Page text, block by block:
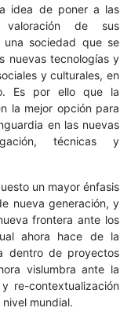
idea de poner a las
valoración de sus
sociedad que se
nuevas tecnologías y
y culturales, en
Es por ello que la
la mejor opción para
en las nuevas
técnicas y
un mayor énfasis
nueva generación, y
frontera ante los
ahora hace de la
dentro de proyectos
vislumbra ante la
re-contextualización
mundial.